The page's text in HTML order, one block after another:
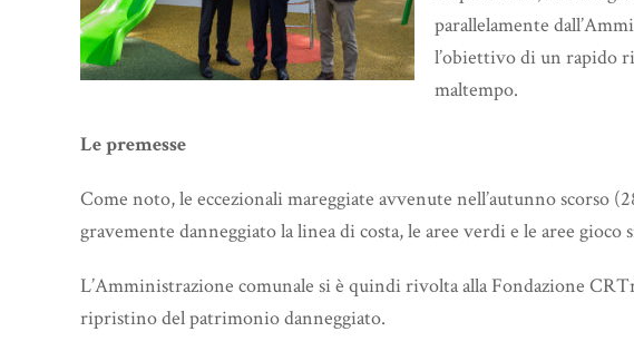
parallelamente
l’obiettivo di un rapido
maltempo.
Le premesse
Come noto, le eccezionali mareggiate avvenute nell’autunno scorso
gravemente danneggiato la linea di costa, le aree verdi e le aree gioco
L’Amministrazione comunale si è quindi rivolta alla Fondazione
ripristino del patrimonio danneggiato.